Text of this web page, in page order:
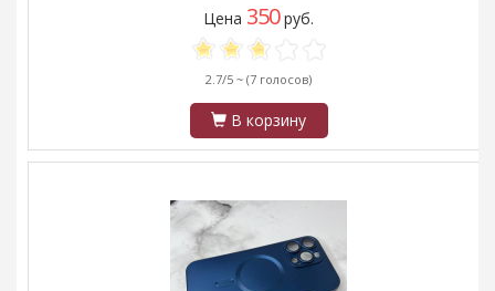
Цена 350руб.
2.7/5 ~ (7 голосов)
В корзину